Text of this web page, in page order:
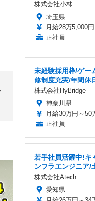
株式会社小林
埼玉県
月給28万5,000
正社員
未経験採用枠/ゲー
修制度充実/年間休
株式会社HyBridge
神奈川県
月給30万円～50
正社員
若手社員活躍中!キ
ンフラエンジニア/
株式会社Atech
愛知県